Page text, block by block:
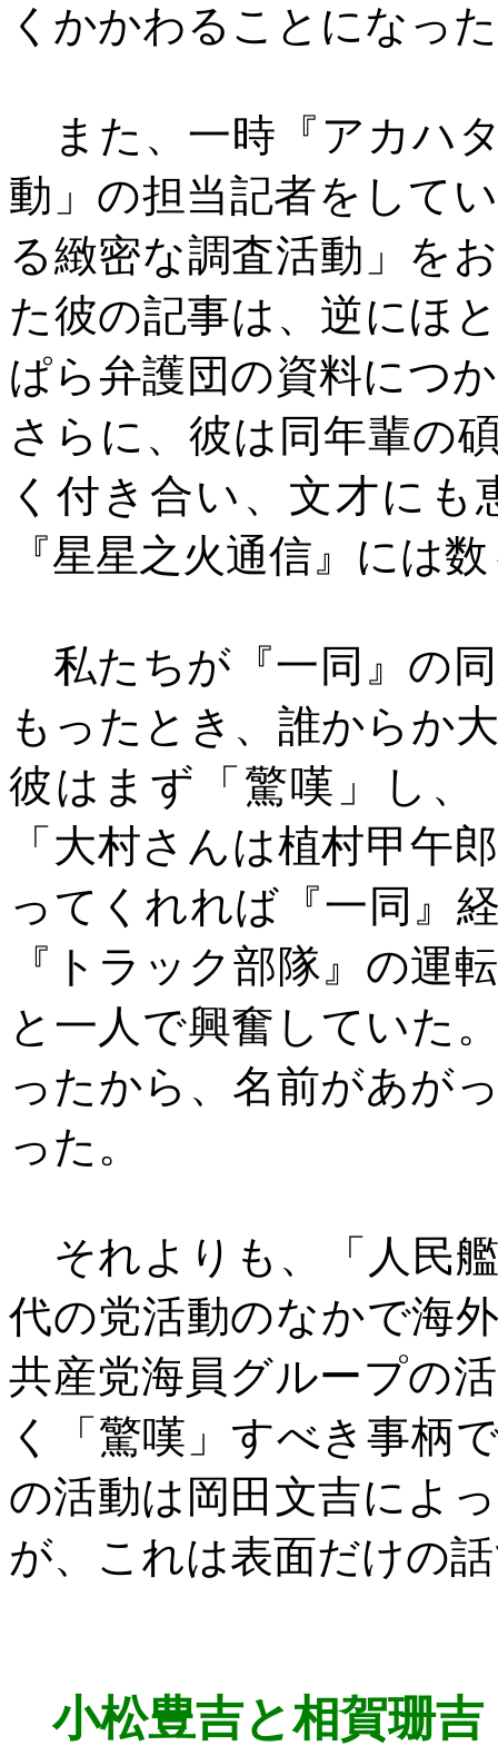
くかかわることになっ
また、一時『アカハ
動」の担当記者をして
る緻密な調査活動」を
た彼の記事は、逆にほ
ぱら弁護団の資料につ
さらに、彼は同年輩の
く付き合い、文才に
『星星之火通信』には
私たちが『一同』の
もったとき、誰からか
彼はまず「驚嘆」し、
「大村さんは植村甲午
ってくれれば『一同』
『トラック部隊』の運
と一人で興奮していた
ったから、名前があが
った。
それよりも、「人民
代の党活動のなかで海
共産党海員グループの
く「驚嘆」すべき事柄
の活動は岡田文吉によ
が、これは表面だけの
小松豊吉と相賀珊吉